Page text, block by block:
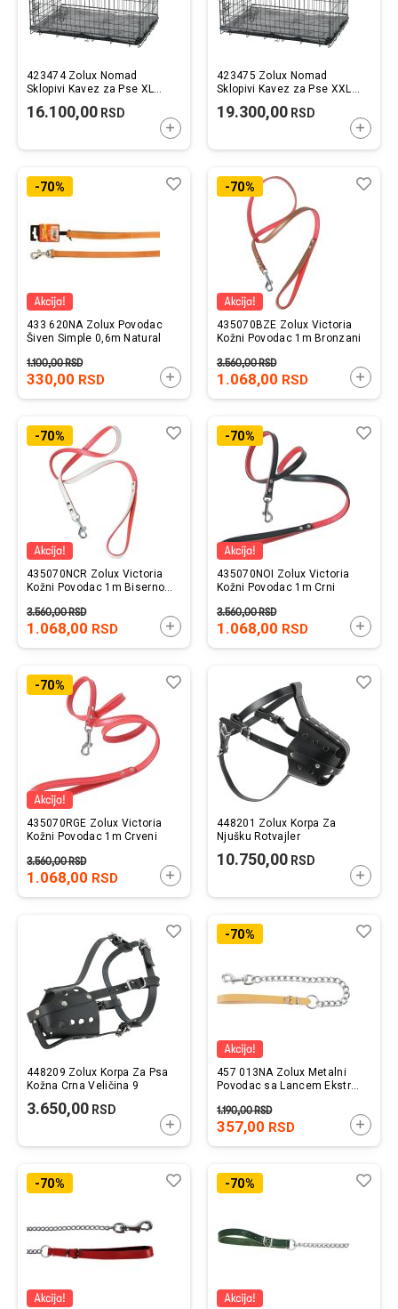
423474 Zolux Nomad
Sklopivi Kavez za Pse XL
16.100,00 RSD
DODAJTE U KORPU
423475 Zolux Nomad
Sklopivi Kavez za Pse XXL
19.300,00 RSD
-70%
433 620NA Zolux Povodac
Šiven Simple 0,6m Natural
330,00 RSD
1.100,00RSD
DODAJTE U KORPU
Lista
Uporedi-70%
435070BZE Zolux Victoria
Kožni Povodac 1m Bronzani
1.068,00 RSD
3.560,00RSD
-70%
435070NCR Zolux Victoria
Kožni Povodac 1m Biserno
1.068,00 RSD
3.560,00RSD
DODAJTE U KORPU
Lista
Uporedi-70%
435070NOI Zolux Victoria
Kožni Povodac 1m Crni
1.068,00 RSD
3.560,00RSD
-70%
435070RGE Zolux Victoria
Kožni Povodac 1m Crveni
1.068,00 RSD
3.560,00RSD
DODAJTE U KORPU
Lista
Uporedi
448201 Zolux Korpa Za
Njušku Rotvajler
10.750,00 RSD
448209 Zolux Korpa Za Psa
Kožna Crna Veličina 9
3.650,00 RSD
DODAJTE U KORPU
Lista
Uporedi-70%
457 013NA Zolux Metalni
Povodac sa Lancem Ekstra
357,00 RSD
1.190,00RSD
-70%
Lista
Uporedi-70%